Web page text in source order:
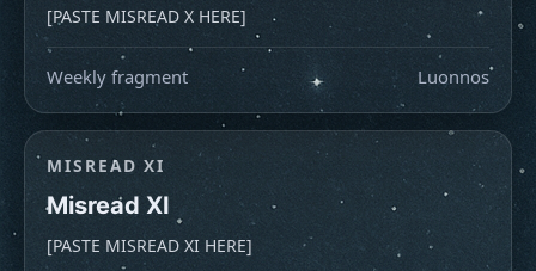
[PASTE MISREAD X HERE]
Weekly fragment Luonnos
MISREAD XI
Misread XI
[PASTE MISREAD XI HERE]